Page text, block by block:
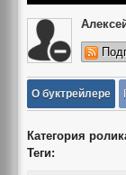
О буктрейлере
Категория
Теги: